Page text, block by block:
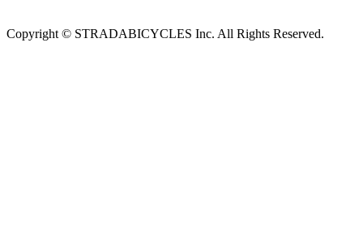
Copyright © STRADABICYCLES Inc. All Rights Reserved.